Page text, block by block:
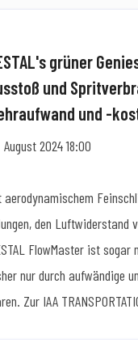
grüner
und
und -
August 2024 18:00
aerodynamischem
den Luftwiderstand
FlowMaster ist
nur durch aufwändige
Zur IAA